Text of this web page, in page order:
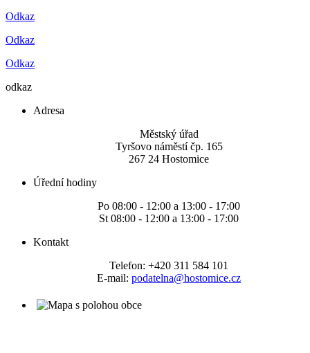
Odkaz
Odkaz
Odkaz
odkaz
Adresa
Městský úřad
Tyršovo náměstí čp. 165
267 24 Hostomice
Úřední hodiny
Po 08:00 - 12:00 a 13:00 - 17:00
St 08:00 - 12:00 a 13:00 - 17:00
Kontakt
Telefon: +420 311 584 101
E-mail: podatelna@hostomice.cz